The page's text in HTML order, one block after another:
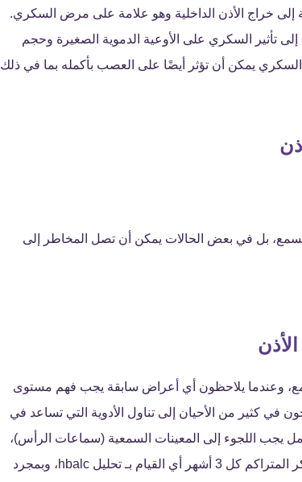
إلى خراج الأذن الداخلية وهو علامة على مرض السكري.
تأثير السكري على الأوعية الدموية الصغيرة وحجم
السكري يمكن أن تؤثر أيضًا على العصب بأكمله بما في ذلك
بل في بعض الحالات يمكن أن تصل المخاطر إلى
وعندما يلاحظون أي أعراض سابقة يجب فهم مستوى
في كثير من الأحيان إلى تناول الأدوية التي تساعد في
يجب اللجوء إلى المعينات السمعية (سماعات الرأس)،
ولذلك من الضرورة التحكم في نسبة السكر في الدم وتحليل السكر المتراكم كل 3 أشهر أي القيام بـ تحليل hbalc، وبمجرد